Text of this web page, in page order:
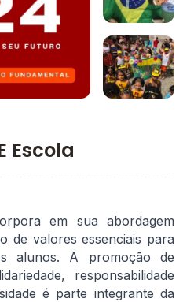
Imagem 3
Escola
em sua abordagem
de valores essenciais para
alunos. A promoção de
responsabilidade
é parte integrante da